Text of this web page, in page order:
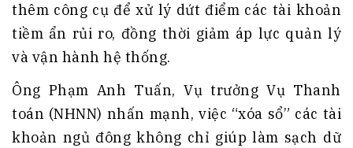
thêm công cụ để xử lý dứt điểm các tài khoản
tiềm ẩn rủi ro, đồng thời giảm áp lực quản lý
và vận hành hệ thống.
Ông Phạm Anh Tuấn, Vụ trưởng Vụ Thanh
toán (NHNN) nhấn mạnh, việc “xóa sổ” các tài
khoản ngủ đông không chỉ giúp làm sạch dữ